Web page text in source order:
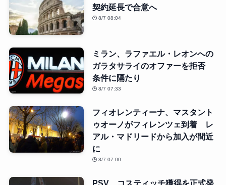
契約延長で合意へ
8/7 08:04
ミラン、ラファエル・レオンへの
ガラタサライのオファーを拒否
条件に隔たり
8/7 07:33
フィオレンティーナ、マスタント
ゥオーノがフィレンツェ到着 レ
アル・マドリードから加入が間近
に
8/7 07:00
PSV、コスティッチ獲得を正式発